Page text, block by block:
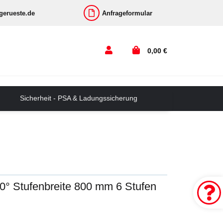
Anfrageformular
0,00 €
Sicherheit - PSA & Ladungssicherung
Stufenbreite 800 mm 6 Stufen